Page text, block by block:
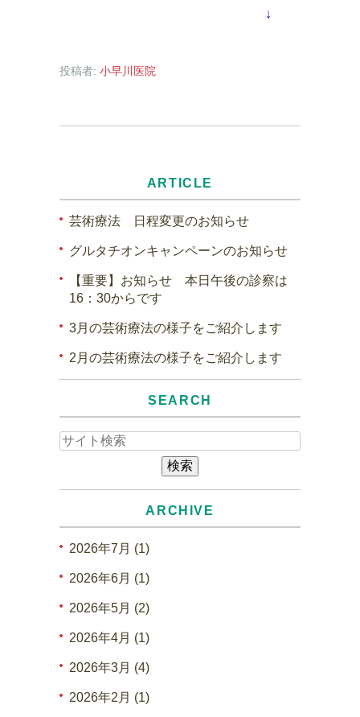
↓
投稿者: 小早川医院
ARTICLE
芸術療法 日程変更のお知らせ
グルタチオンキャンペーンのお知らせ
【重要】お知らせ 本日午後の診察は
16：30からです
3月の芸術療法の様子をご紹介します
2月の芸術療法の様子をご紹介します
SEARCH
ARCHIVE
2026年7月 (1)
2026年6月 (1)
2026年5月 (2)
2026年4月 (1)
2026年3月 (4)
2026年2月 (1)